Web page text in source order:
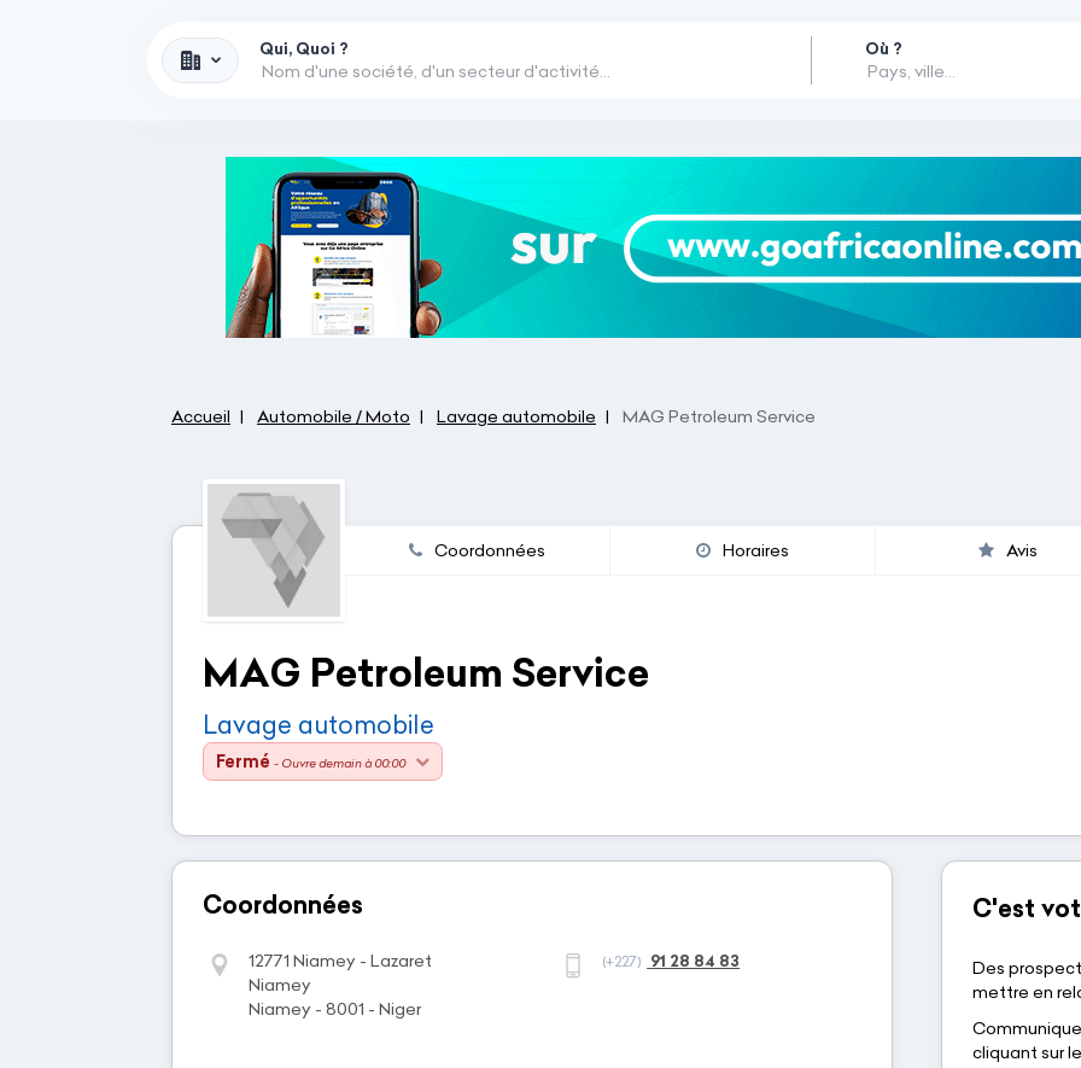
Qui, Quoi ? Où ?
Accueil Automobile / Moto Lavage automobile MAG Petroleum Service
Coordonnées Horaires Avis
MAG Petroleum Service
Lavage automobile
Fermé - Ouvre demain à 00:00
Coordonnées
12771 Niamey - Lazaret
Niamey
Niamey - 8001 - Niger
(+227) 91 28 84 83
C'est
Des
mettre en
cliquant sur